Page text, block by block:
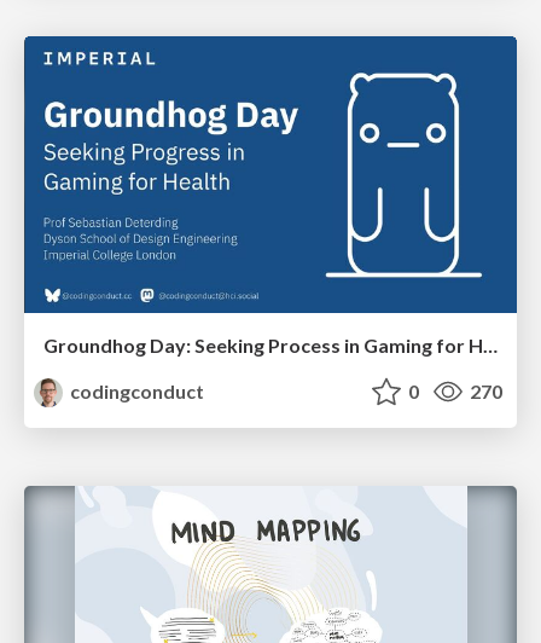
Groundhog Day: Seeking Process in Gaming for Health
codingconduct
0 270